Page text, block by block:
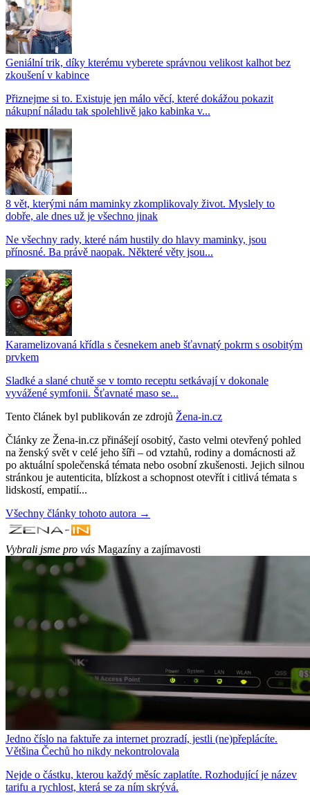
Geniální trik, díky kterému vyberete správnou velikost kalhot bez
zkoušení v kabince
Přiznejme si to. Existuje jen málo věcí, které dokážou pokazit
nákupní náladu tak spolehlivě jako kabinka v...
8 vět, kterými nám maminky zkomplikovaly život. Myslely to
dobře, ale dnes už je všechno jinak
Ne všechny rady, které nám hustily do hlavy maminky, jsou
přínosné. Ba právě naopak. Některé věty jsou...
Karamelizovaná křídla s česnekem aneb šťavnatý pokrm s osobitým
prvkem
Sladké a slané chutě se v tomto receptu setkávají v dokonale
vyvážené symfonii. Šťavnaté maso se...
Tento článek byl publikován ze zdrojů Žena-in.cz
Články ze Žena-in.cz přinášejí osobitý, často velmi otevřený pohled
na ženský svět v celé jeho šíři – od vztahů, rodiny a domácnosti až
po aktuální společenská témata nebo osobní zkušenosti. Jejich silnou
stránkou je autenticita, blízkost a schopnost otevřít i citlivá témata s
lidskostí, empatií...
Všechny články tohoto autora →
Vybrali jsme pro vás Magazíny a zajímavosti
Jedno číslo na faktuře za internet prozradí, jestli (ne)přeplácíte.
Většina Čechů ho nikdy nekontrolovala
Nejde o částku, kterou každý měsíc zaplatíte. Rozhodující je název
tarifu a rychlost, která se za ním skrývá.